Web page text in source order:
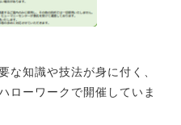
な知識や技法が身に付く、
ローワークで開催していま